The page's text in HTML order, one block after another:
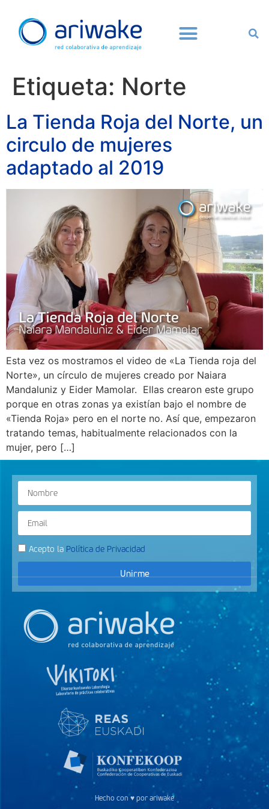
Etiqueta: Norte
La Tienda Roja del Norte, un
circulo de mujeres
adaptado al 2019
Esta vez os mostramos el video de «La Tienda roja del
Norte», un círculo de mujeres creado por Naiara
Mandaluniz y Eider Mamolar. Ellas crearon este grupo
porque en otras zonas ya existían bajo el nombre de
«Tienda Roja» pero en el norte no. Así que, empezaron
tratando temas, habitualmente relacionados con la
mujer, pero […]
Acepto la Política de Privacidad
Unirme
Hecho con ♥ por ariwake